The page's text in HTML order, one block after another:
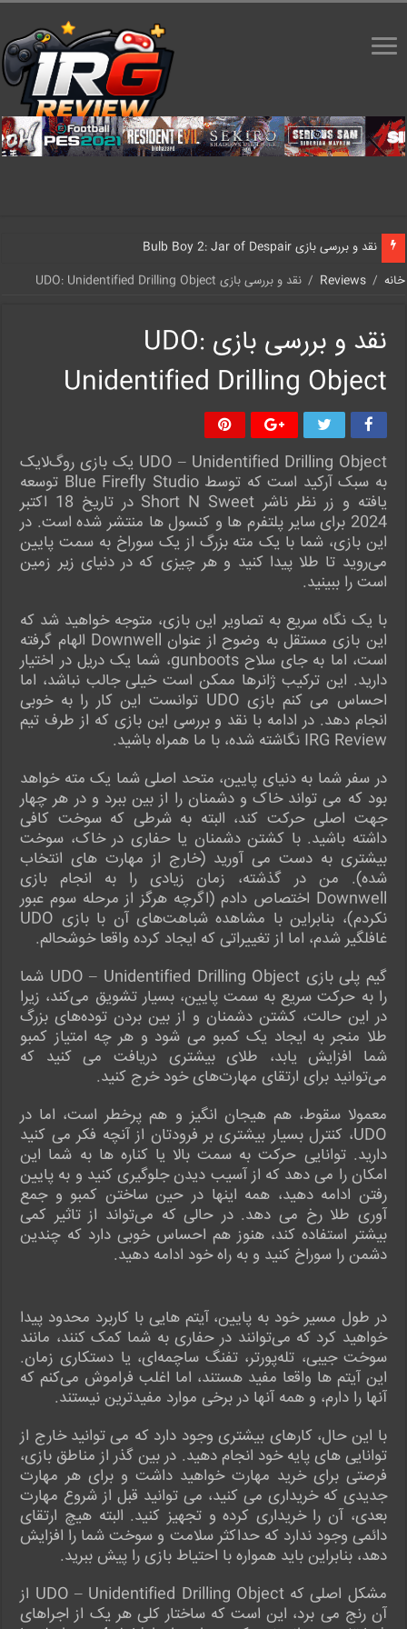
نقد و بررسی بازی Bulb Boy 2: Jar of Despair
خانه /
Reviews
/ نقد و بررسی بازی UDO: Unidentified Drilling Object
نقد و بررسی بازی UDO:
Unidentified Drilling Object
UDO – Unidentified Drilling Object یک بازی روگ‌لایک
به سبک آرکید است که توسط Blue Firefly Studio توسعه
یافته و زر نظر ناشر Short N Sweet در تاریخ 18 اکتبر
2024 برای سایر پلتفرم ها و کنسول ها منتشر شده است. در
این بازی، شما با یک مته بزرگ از یک سوراخ به سمت پایین
می‌روید تا طلا پیدا کنید و هر چیزی که در دنیای زیر زمین
است را ببینید.
با یک نگاه سریع به تصاویر این بازی، متوجه خواهید شد که
این بازی مستقل به وضوح از عنوان Downwell الهام گرفته
است، اما به جای سلاح gunboots، شما یک دریل در اختیار
دارید. این ترکیب ژانرها ممکن است خیلی جالب نباشد، اما
احساس می کنم بازی UDO توانست این کار را به خوبی
انجام دهد. در ادامه با نقد و بررسی این بازی که از طرف تیم
IRG Review نگاشته شده، با ما همراه باشید.
در سفر شما به دنیای پایین، متحد اصلی شما یک مته خواهد
بود که می تواند خاک و دشمنان را از بین ببرد و در هر چهار
جهت اصلی حرکت کند، البته به شرطی که سوخت کافی
داشته باشید. با کشتن دشمنان یا حفاری در خاک، سوخت
بیشتری به دست می آورید (خارج از مهارت های انتخاب
شده). من در گذشته، زمان زیادی را به انجام بازی
Downwell اختصاص دادم (اگرچه هرگز از مرحله سوم عبور
نکردم)، بنابراین با مشاهده شباهت‌های آن با بازی UDO
غافلگیر شدم، اما از تغییراتی که ایجاد کرده واقعا خوشحالم.
گیم پلی بازی UDO – Unidentified Drilling Object شما
را به حرکت سریع به سمت پایین، بسیار تشویق می‌کند، زیرا
در این حالت، کشتن دشمنان و از بین بردن توده‌های بزرگ
طلا منجر به ایجاد یک کمبو می شود و هر چه امتیاز کمبو
شما افزایش یابد، طلای بیشتری دریافت می کنید که
می‌توانید برای ارتقای مهارت‌های خود خرج کنید.
معمولا سقوط، هم هیجان انگیز و هم پرخطر است، اما در
UDO، کنترل بسیار بیشتری بر فرودتان از آنچه فکر می کنید
دارید. توانایی حرکت به سمت بالا یا کناره ها به شما این
امکان را می دهد که از آسیب دیدن جلوگیری کنید و به پایین
رفتن ادامه دهید، همه اینها در حین ساختن کمبو و جمع
آوری طلا رخ می دهد. در حالی که می‌تواند از تاثیر کمی
بیشتر استفاده کند، هنوز هم احساس خوبی دارد که چندین
دشمن را سوراخ کنید و به راه خود ادامه دهید.
در طول مسیر خود به پایین، آیتم هایی با کاربرد محدود پیدا
خواهید کرد که می‌توانند در حفاری به شما کمک کنند، مانند
سوخت جیبی، تله‌پورتر، تفنگ ساچمه‌ای، یا دستکاری زمان.
این آیتم ها واقعا مفید هستند، اما اغلب فراموش می‌کنم که
آنها را دارم، و همه آنها در برخی موارد مفیدترین نیستند.
با این حال، کارهای بیشتری وجود دارد که می توانید خارج از
توانایی های پایه خود انجام دهید. در بین گذر از مناطق بازی،
فرصتی برای خرید مهارت خواهید داشت و برای هر مهارت
جدیدی که خریداری می کنید، می توانید قبل از شروع مهارت
بعدی، آن را خریداری کرده و تجهیز کنید. البته هیچ ارتقای
دائمی وجود ندارد که حداکثر سلامت و سوخت شما را افزایش
دهد، بنابراین باید همواره با احتیاط بازی را پیش ببرید.
مشکل اصلی که UDO – Unidentified Drilling Object از
آن رنج می برد، این است که ساختار کلی هر یک از اجراهای